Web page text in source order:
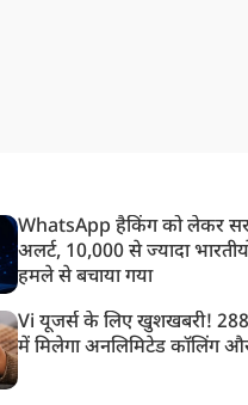
WhatsApp हैकिंग को लेकर
अलर्ट, 10,000 से ज्यादा
हमले से बचाया गया
Vi यूजर्स के लिए खुशखबरी!
में मिलेगा अनलिमिटेड कॉलिंग